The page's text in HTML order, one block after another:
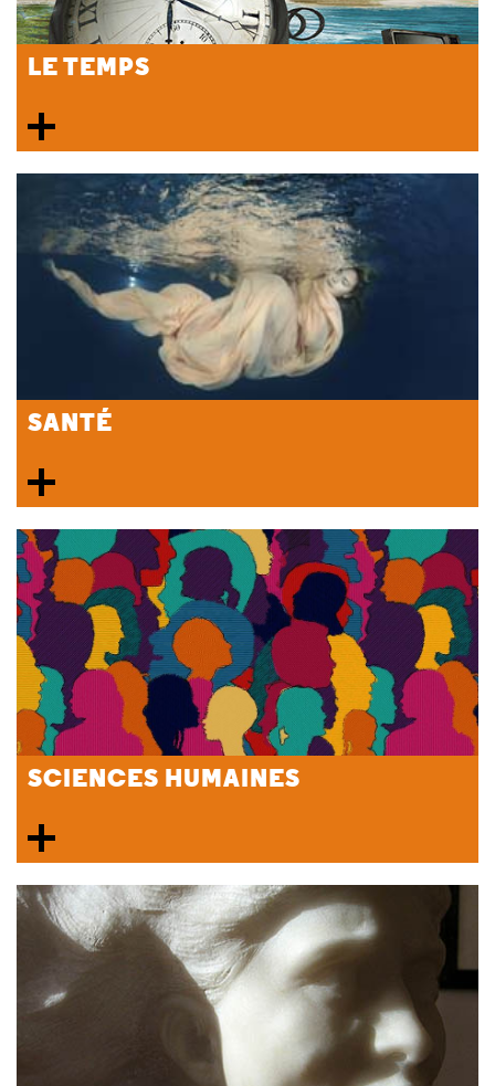
LE TEMPS
SANTÉ
SCIENCES HUMAINES